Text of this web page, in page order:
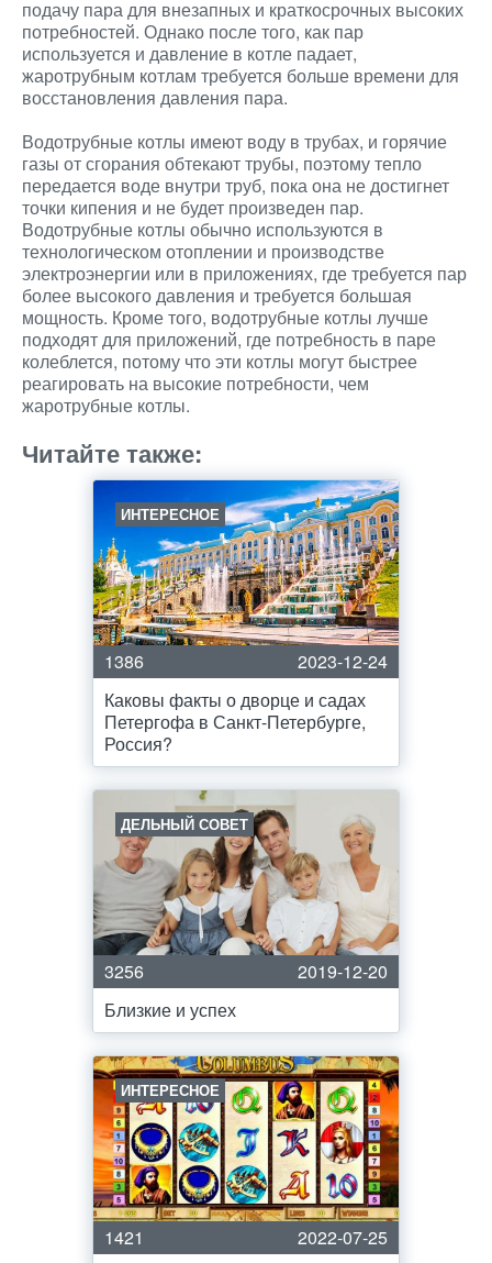
подачу пара для внезапных и краткосрочных высоких
потребностей. Однако после того, как пар
используется и давление в котле падает,
жаротрубным котлам требуется больше времени для
восстановления давления пара.
Водотрубные котлы имеют воду в трубах, и горячие
газы от сгорания обтекают трубы, поэтому тепло
передается воде внутри труб, пока она не достигнет
точки кипения и не будет произведен пар.
Водотрубные котлы обычно используются в
технологическом отоплении и производстве
электроэнергии или в приложениях, где требуется пар
более высокого давления и требуется большая
мощность. Кроме того, водотрубные котлы лучше
подходят для приложений, где потребность в паре
колеблется, потому что эти котлы могут быстрее
реагировать на высокие потребности, чем
жаротрубные котлы.
Читайте также:
ИНТЕРЕСНОЕ
1386
2023-12-24
Каковы факты о дворце и садах
Петергофа в Санкт-Петербурге,
Россия?
ДЕЛЬНЫЙ СОВЕТ
3256
2019-12-20
Близкие и успех
ИНТЕРЕСНОЕ
1421 2022-07-25